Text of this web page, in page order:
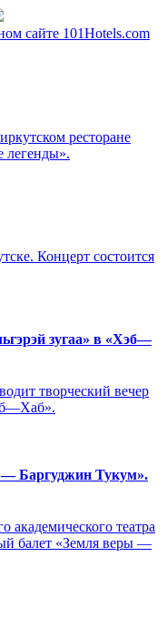
ресторане
легенды».
Концерт состоится
зугаа» в «Хэб—
творческий вечер
Баргуджин Тукум‎».
академического театра
балет «Земля веры —